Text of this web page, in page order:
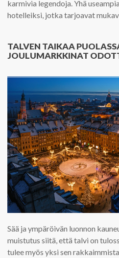
karmivia legendoja. Yhä
hotelleiksi, jotka tarjoavat
TALVEN TAIKAA
JOULUMARKKINAT
Sää ja ympäröivän luonnon
muistutus siitä, että talvi on
tulee myös yksi sen